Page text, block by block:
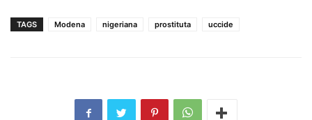
TAGS Modena nigeriana prostituta uccide